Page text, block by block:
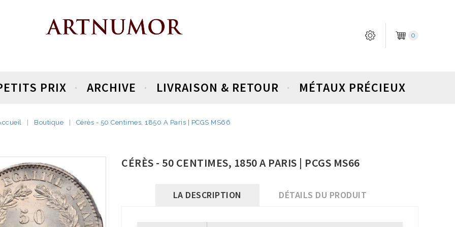
0
PRIX ARCHIVE LIVRAISON & RETOUR MÉTAUX PRÉCIEUX
Boutique Cérès - 50 Centimes, 1850 A Paris | PCGS MS66
CÉRÈS - 50 CENTIMES, 1850 A PARIS | PCGS MS66
LA DESCRIPTION DÉTAILS DU PRODUIT